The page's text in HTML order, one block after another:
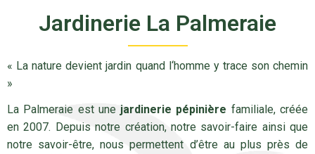
Jardinerie La Palmeraie
« La nature devient jardin quand l‘homme y trace son chemin
»
La Palmeraie est une jardinerie pépinière familiale, créée
en 2007. Depuis notre création, notre savoir-faire ainsi que
notre savoir-être, nous permettent d’être au plus près de